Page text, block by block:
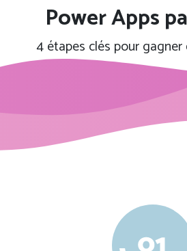
Power Apps
4 étapes clés pour